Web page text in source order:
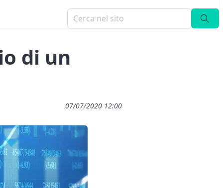
di un
07/07/2020 12:00